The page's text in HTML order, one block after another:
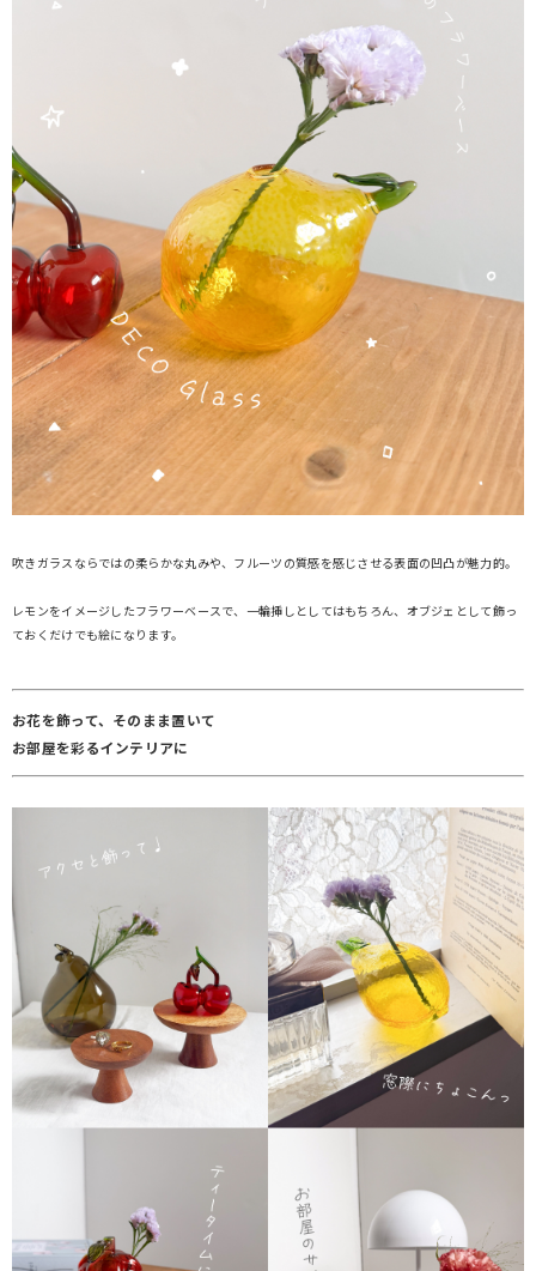
吹きガラスならではの柔らかな丸みや、フルーツの質感を感じさせる表面の凹凸が魅力的。
レモンをイメージしたフラワーベースで、一輪挿しとしてはもちろん、オブジェとして飾っ
ておくだけでも絵になります。
お花を飾って、そのまま置いて
お部屋を彩るインテリアに